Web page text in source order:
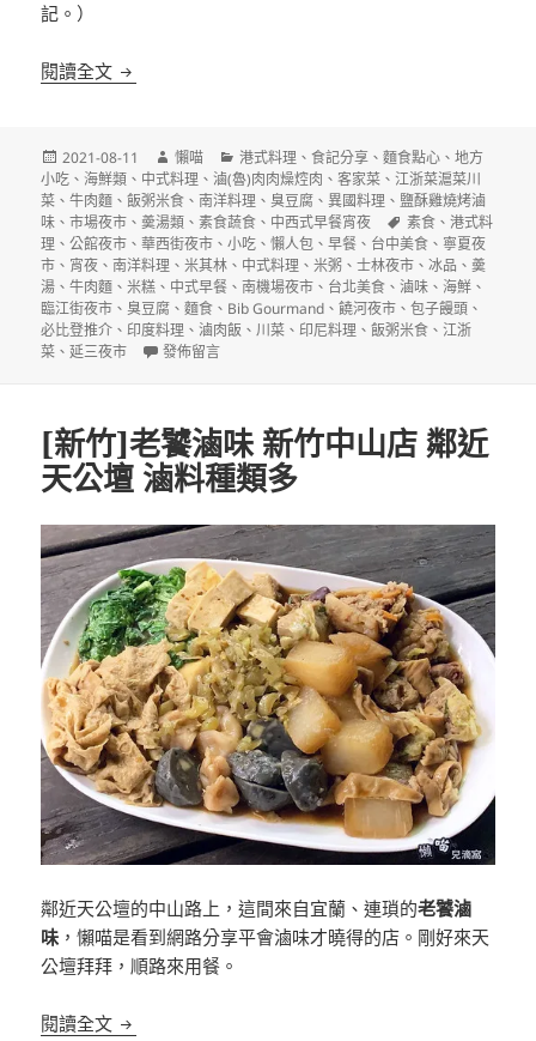
記。）
閱讀全文 2021台北台中必比登推介(Bib Gourmand)名單
發
佈
日
期:
2021-08-11
作
者
懶喵
分
類
港式料理 、食記分享 、麵食點心 、地方
小吃 、海鮮類 、 中式料理 、滷(魯)肉肉燥焢肉 、客家菜 、江浙菜滬菜川
菜 、牛肉麵 、飯粥米食 、南洋料理 、 臭豆腐 、異國料理 、 鹽酥雞燒烤滷
味 、市場夜市 、羮湯類 、素食蔬食 、 中西式早餐宵夜
標
籤
素食 、港式料
理 、公館夜市 、華西街夜市 、小吃 、懶人包 、早餐 、 台中美食 、 寧夏夜
市 、 宵夜 、南洋料理 、米其林 、 中式料理 、米粥 、士林夜市 、冰品 、羮
湯 、牛肉麵 、米糕 、 中式早餐 、南機場夜市 、 台北美食 、滷味 、海鮮 、
臨江街夜市 、 臭豆腐 、麵食 、 Bib Gourmand 、饒河夜市 、包子饅頭 、
必比登推介 、 印度料理 、滷肉飯 、川菜 、 印尼料理 、飯粥米食 、江浙
菜 、延三夜市 在〈2021台北台中必比登推介(Bib Gourmand)名單〉
發佈留言
[新竹]老饕滷味 新竹中山店 鄰近
天公壇 滷料種類多
鄰近天公壇的中山路上，這間來自宜蘭、連瑣的老饕滷
味 ，懶喵是看到網路分享平會滷味才曉得的店。剛好來天
公壇拜拜，順路來用餐。
閱讀全文 [新竹]老饕滷味 新竹中山店 鄰近天公壇 滷料種類多